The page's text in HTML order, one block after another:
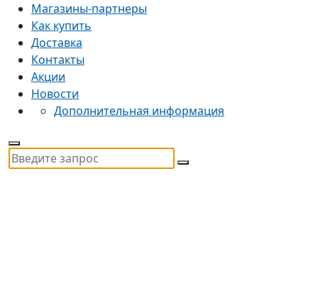
Магазины-партнеры
Как купить
Доставка
Контакты
Акции
Новости
Дополнительная информация